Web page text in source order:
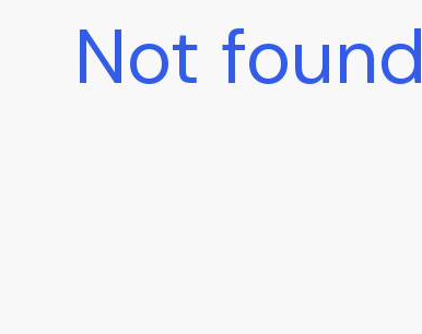
Not found